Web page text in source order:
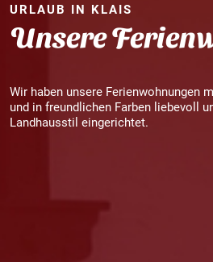
URLAUB IN KLAIS
Unsere
Wir haben unsere Ferienwohnungen
und in freundlichen Farben liebevoll
Landhausstil eingerichtet.